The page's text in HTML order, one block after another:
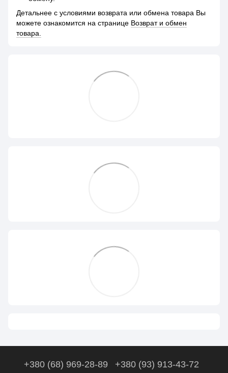
Детальнее с условиями возврата или обмена товара Вы
можете ознакомится на странице Возврат и обмен
товара.
+380 (68) 969-28-89 +380 (93) 913-43-72